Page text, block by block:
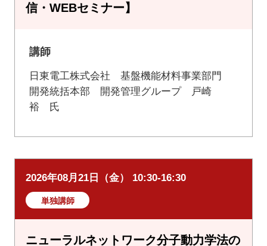
信・WEBセミナー】
講師
日東電工株式会社 基盤機能材料事業部門
開発統括本部 開発管理グループ 戸崎
裕 氏
2026年08月21日（金） 10:30-16:30
単独講師
ニューラルネットワーク分子動力学法の